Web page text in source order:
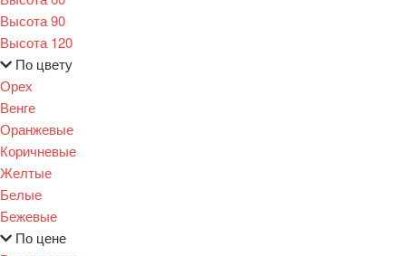
Высота 90
Высота 120
По цвету
Орех
Венге
Оранжевые
Коричневые
Желтые
Белые
Бежевые
По цене